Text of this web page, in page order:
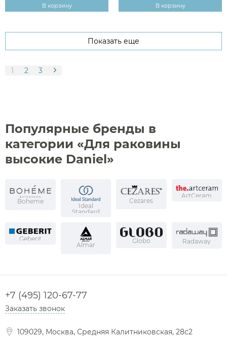
В корзину В корзину
Показать еще
1 2 3
Популярные бренды в
категории «Для раковины
высокие Daniel»
Boheme
Ideal
Standard
Cezares
ArtCeram
Geberit
Almar
Globo Radaway
+7 (495) 120-67-77
Заказать звонок
109029, Москва, Средняя Калитниковская, 28с2